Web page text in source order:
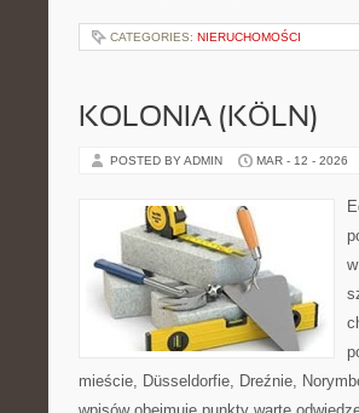
CATEGORIES: NIERUCHOMOŚCI
KOLONIA (KÖLN)
POSTED BY ADMIN MAR - 12 - 2026
mieście, Düsseldorfie, Dreźnie,